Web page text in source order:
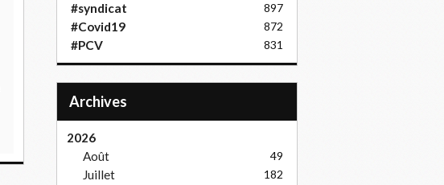
#syndicat 897
#Covid19 872
#PCV 831
Archives
2026
Août
49
Juillet 182